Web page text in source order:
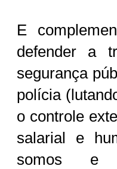
E
defender a
segurança
polícia
o controle
salarial e
somos e